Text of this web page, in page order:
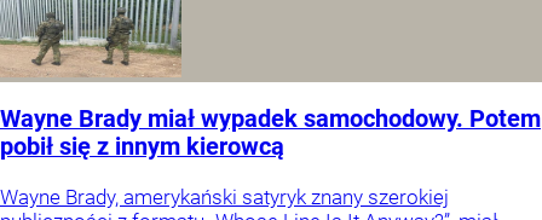
Wayne Brady miał wypadek samochodowy. Potem
pobił się z innym kierowcą
Wayne Brady, amerykański satyryk znany szerokiej